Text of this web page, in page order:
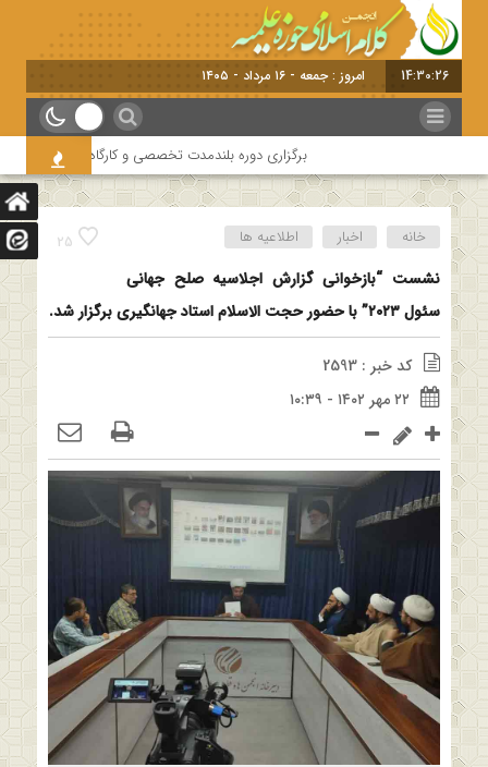
14:30:27 امروز : جمعه - ۱۶ مرداد - ۱۴۰۵
برگزاری دوره بلندمدت تخصصی و کارگاه آموزشی کلام
25 خانه اخبار اطلاعیه ها
نشست “بازخوانی گزارش اجلاسیه صلح جهانی
سئول ۲۰۲۳” با حضور حجت الاسلام استاد جهانگیری برگزار شد.
کد خبر : 2593
۲۲ مهر ۱۴۰۲ - ۱۰:۳۹